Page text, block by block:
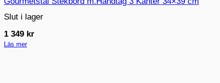
Slut i lager
1 349 kr
Läs mer